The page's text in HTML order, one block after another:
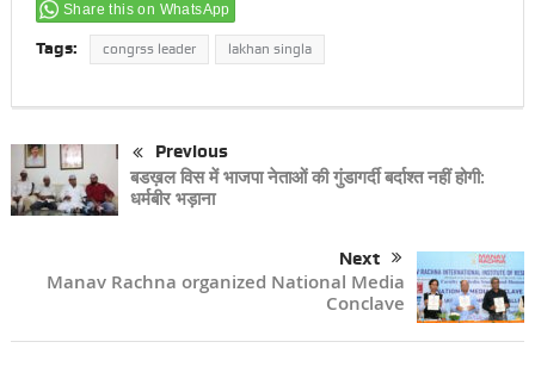
Share this on WhatsApp
Tags: congrss leader lakhan singla
Previous
बडख़ल विस में भाजपा नेताओं की गुंडागर्दी बर्दाश्त नहीं होगी:
धर्मबीर भड़ाना
Next
Manav Rachna organized National Media
Conclave